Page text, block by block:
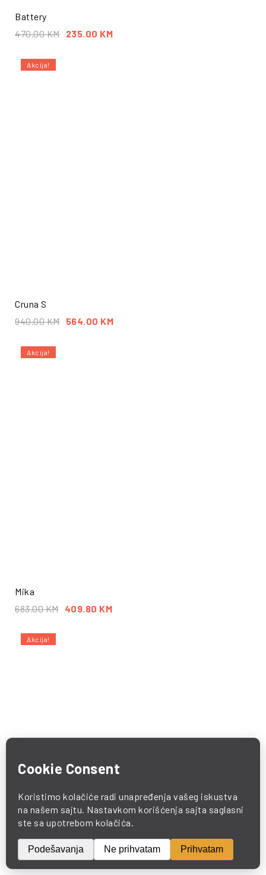
Battery
470.00KM 235.00 KM
Akcija!
Cruna S
940.00KM 564.00 KM
Akcija!
Mika
683.00KM 409.80 KM
Akcija!